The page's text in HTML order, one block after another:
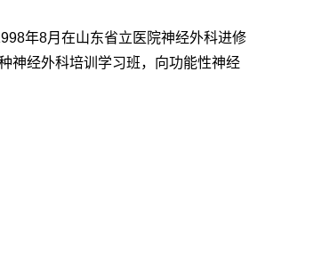
年8月在山东省立医院神经外科进修
神经外科培训学习班，向功能性神经